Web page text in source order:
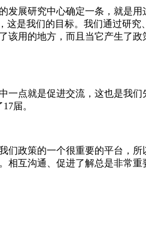
发展研究中心确定一条，就是
这是我们的目标。我们通过研
该用的地方，而且当它产生了
一点就是促进交流，这也是我
届。
们政策的一个很重要的平台，
互沟通、促进了解总是非常